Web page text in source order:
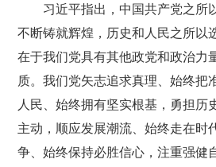
习近平指出，中国共产党之所
不断铸就辉煌，历史和人民之所以
在于我们党具有其他政党和政治力
质。我们党矢志追求真理、始终把
人民、始终拥有坚实根基，勇担历
主动，顺应发展潮流、始终走在时
争、始终保持必胜信心，注重强健